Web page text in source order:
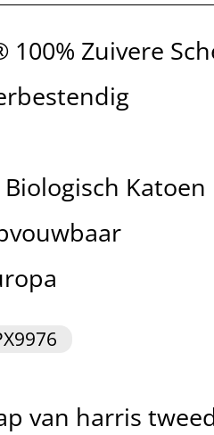
100% Zuivere
Katoen
van harris